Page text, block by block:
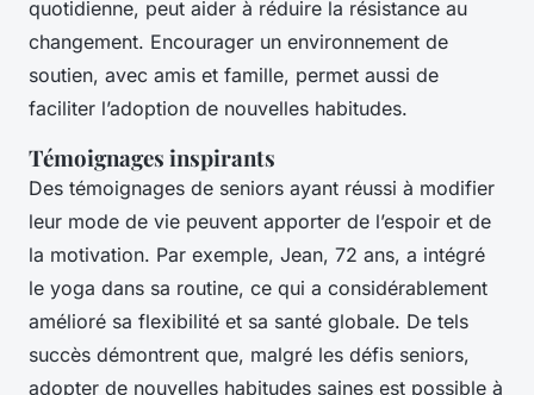
quotidienne, peut aider à réduire la résistance au
changement. Encourager un environnement de
soutien, avec amis et famille, permet aussi de
faciliter l’adoption de nouvelles habitudes.
Témoignages inspirants
Des témoignages de seniors ayant réussi à modifier
leur mode de vie peuvent apporter de l’espoir et de
la motivation. Par exemple, Jean, 72 ans, a intégré
le yoga dans sa routine, ce qui a considérablement
amélioré sa flexibilité et sa santé globale. De tels
succès démontrent que, malgré les défis seniors,
adopter de nouvelles habitudes saines est possible à